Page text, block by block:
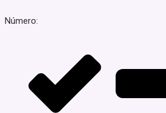
Número: